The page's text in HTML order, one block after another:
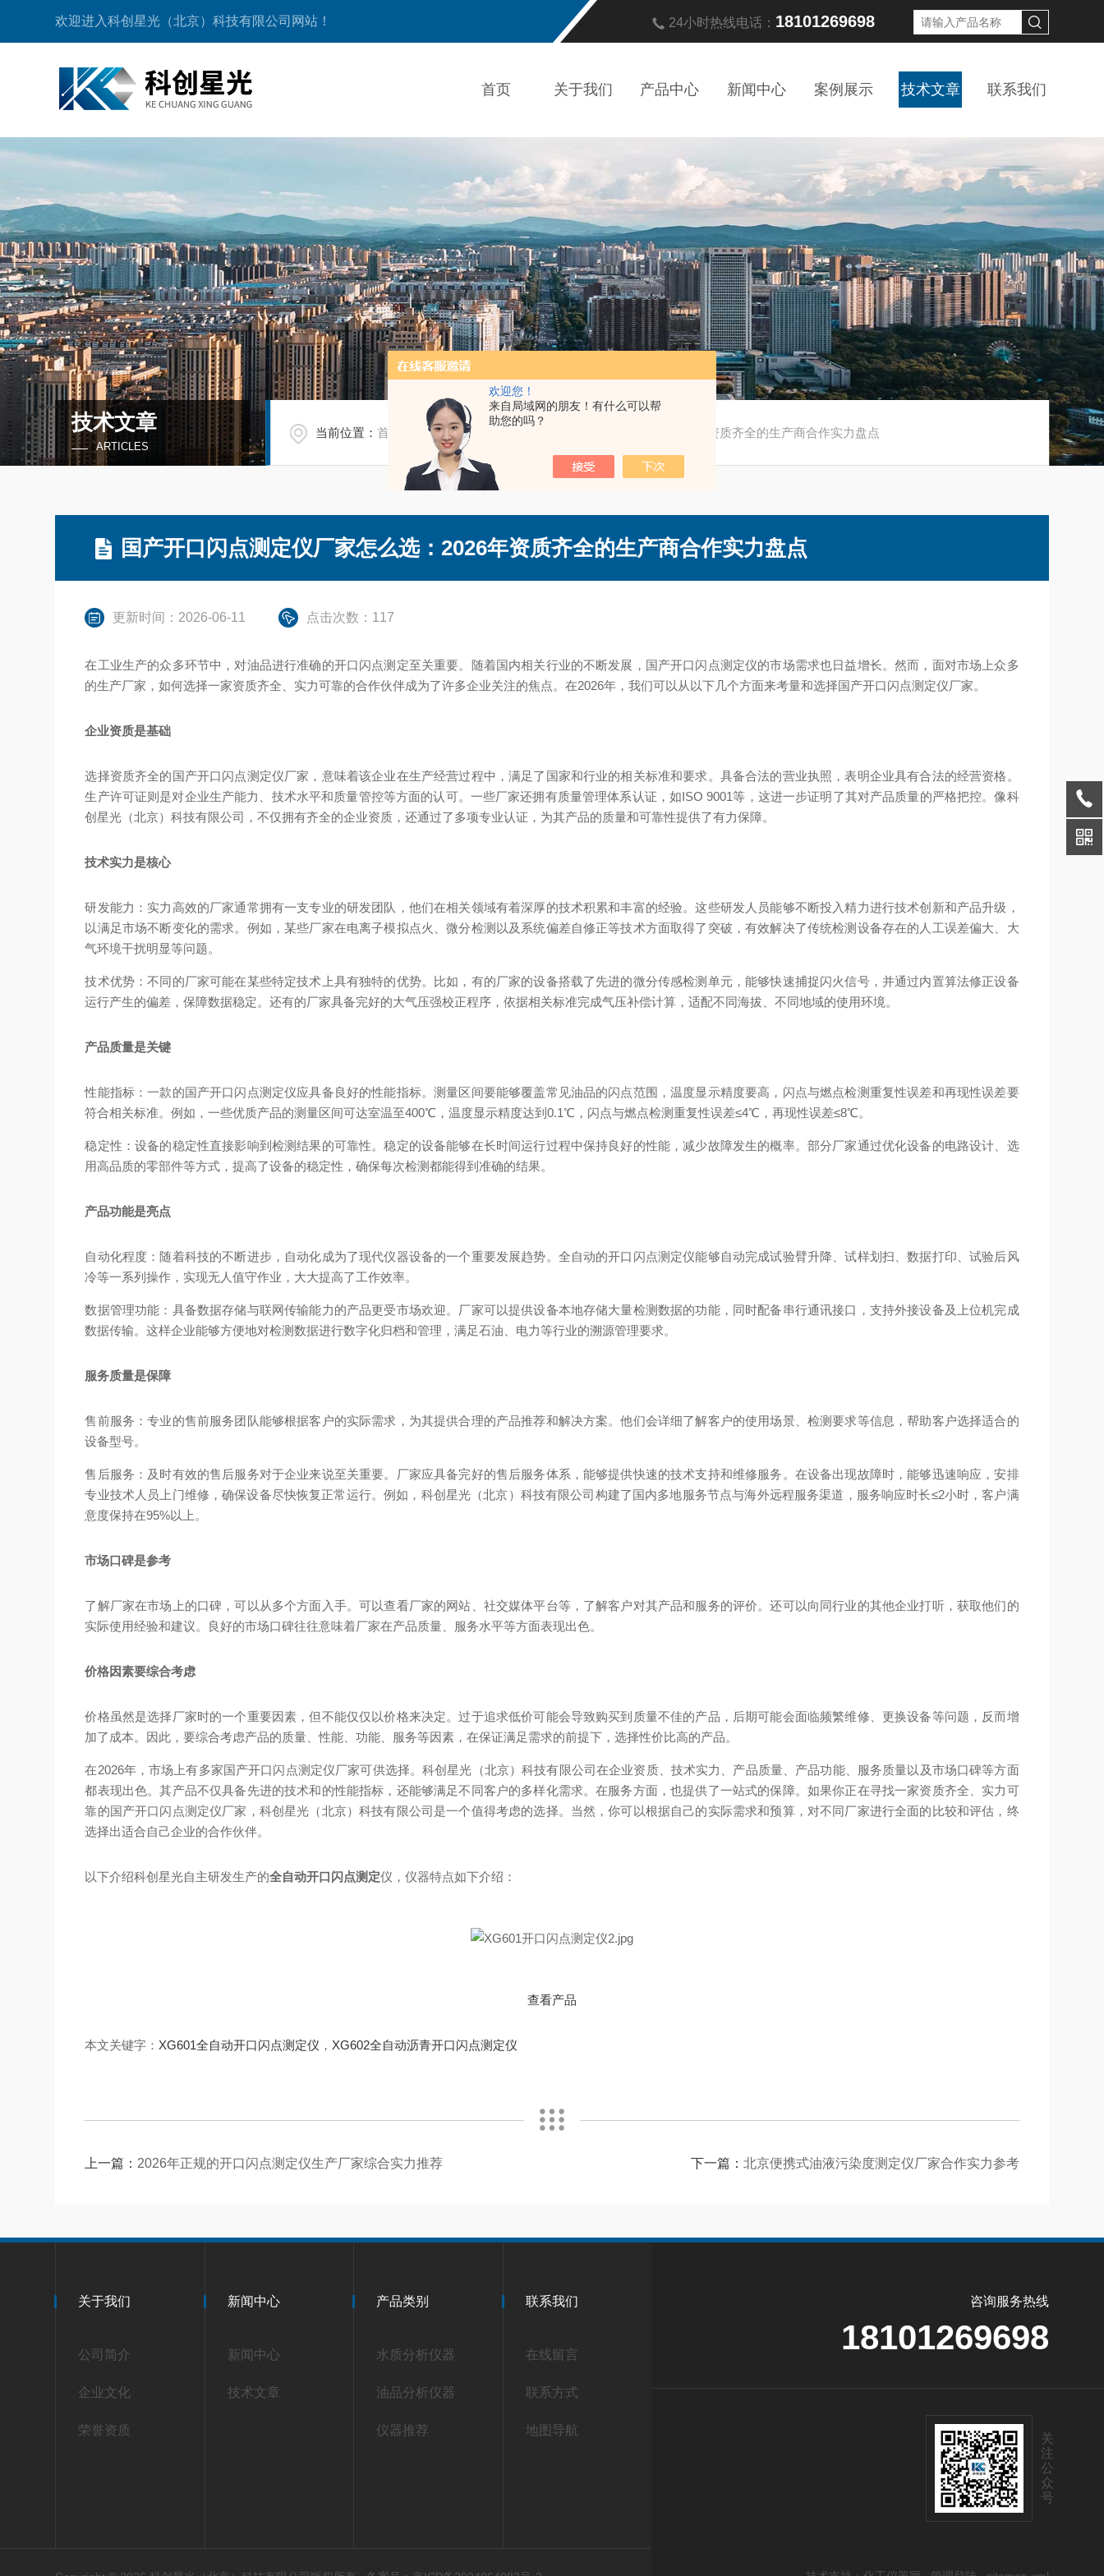
欢迎您！
来自局域网的朋友！有什么可以帮
助您的吗？
欢迎进入科创星光（北京）科技有限公司网站！ 24小时热线电话： 18101269698
首页 关于我们 产品中心 新闻中心 案例展示 技术文章 联系我们
技术文章
ARTICLES
当前位置：首页 技术文章/ 国产开口闪点测定仪厂家怎么选：2026年资质齐全的生产商合作实力盘点
国产开口闪点测定仪厂家怎么选：2026年资质齐全的生产商合作实力盘点
更新时间：2026-06-11 点击次数：117
在工业生产的众多环节中，对油品进行准确的开口闪点测定至关重要。随着国内相关行业的不断发展，国产开口闪点测定仪的市场需求也日益增长。然而，面对市场上众多
的生产厂家，如何选择一家资质齐全、实力可靠的合作伙伴成为了许多企业关注的焦点。在2026年，我们可以从以下几个方面来考量和选择国产开口闪点测定仪厂家。
企业资质是基础
选择资质齐全的国产开口闪点测定仪厂家，意味着该企业在生产经营过程中，满足了国家和行业的相关标准和要求。具备合法的营业执照，表明企业具有合法的经营资格。
生产许可证则是对企业生产能力、技术水平和质量管控等方面的认可。一些厂家还拥有质量管理体系认证，如ISO 9001等，这进一步证明了其对产品质量的严格把控。像科
创星光（北京）科技有限公司，不仅拥有齐全的企业资质，还通过了多项专业认证，为其产品的质量和可靠性提供了有力保障。
技术实力是核心
研发能力：实力高效的厂家通常拥有一支专业的研发团队，他们在相关领域有着深厚的技术积累和丰富的经验。这些研发人员能够不断投入精力进行技术创新和产品升级，
以满足市场不断变化的需求。例如，某些厂家在电离子模拟点火、微分检测以及系统偏差自修正等技术方面取得了突破，有效解决了传统检测设备存在的人工误差偏大、大
气环境干扰明显等问题。
技术优势：不同的厂家可能在某些特定技术上具有独特的优势。比如，有的厂家的设备搭载了先进的微分传感检测单元，能够快速捕捉闪火信号，并通过内置算法修正设备
运行产生的偏差，保障数据稳定。还有的厂家具备完好的大气压强校正程序，依据相关标准完成气压补偿计算，适配不同海拔、不同地域的使用环境。
产品质量是关键
性能指标：一款的国产开口闪点测定仪应具备良好的性能指标。测量区间要能够覆盖常见油品的闪点范围，温度显示精度要高，闪点与燃点检测重复性误差和再现性误差要
符合相关标准。例如，一些优质产品的测量区间可达室温至400℃，温度显示精度达到0.1℃，闪点与燃点检测重复性误差≤4℃，再现性误差≤8℃。
稳定性：设备的稳定性直接影响到检测结果的可靠性。稳定的设备能够在长时间运行过程中保持良好的性能，减少故障发生的概率。部分厂家通过优化设备的电路设计、选
用高品质的零部件等方式，提高了设备的稳定性，确保每次检测都能得到准确的结果。
产品功能是亮点
自动化程度：随着科技的不断进步，自动化成为了现代仪器设备的一个重要发展趋势。全自动的开口闪点测定仪能够自动完成试验臂升降、试样划扫、数据打印、试验后风
冷等一系列操作，实现无人值守作业，大大提高了工作效率。
数据管理功能：具备数据存储与联网传输能力的产品更受市场欢迎。厂家可以提供设备本地存储大量检测数据的功能，同时配备串行通讯接口，支持外接设备及上位机完成
数据传输。这样企业能够方便地对检测数据进行数字化归档和管理，满足石油、电力等行业的溯源管理要求。
服务质量是保障
售前服务：专业的售前服务团队能够根据客户的实际需求，为其提供合理的产品推荐和解决方案。他们会详细了解客户的使用场景、检测要求等信息，帮助客户选择适合的
设备型号。
售后服务：及时有效的售后服务对于企业来说至关重要。厂家应具备完好的售后服务体系，能够提供快速的技术支持和维修服务。在设备出现故障时，能够迅速响应，安排
专业技术人员上门维修，确保设备尽快恢复正常运行。例如，科创星光（北京）科技有限公司构建了国内多地服务节点与海外远程服务渠道，服务响应时长≤2小时，客户满
意度保持在95%以上。
市场口碑是参考
了解厂家在市场上的口碑，可以从多个方面入手。可以查看厂家的网站、社交媒体平台等，了解客户对其产品和服务的评价。还可以向同行业的其他企业打听，获取他们的
实际使用经验和建议。良好的市场口碑往往意味着厂家在产品质量、服务水平等方面表现出色。
价格因素要综合考虑
价格虽然是选择厂家时的一个重要因素，但不能仅仅以价格来决定。过于追求低价可能会导致购买到质量不佳的产品，后期可能会面临频繁维修、更换设备等问题，反而增
加了成本。因此，要综合考虑产品的质量、性能、功能、服务等因素，在保证满足需求的前提下，选择性价比高的产品。
在2026年，市场上有多家国产开口闪点测定仪厂家可供选择。科创星光（北京）科技有限公司在企业资质、技术实力、产品质量、产品功能、服务质量以及市场口碑等方面
都表现出色。其产品不仅具备先进的技术和的性能指标，还能够满足不同客户的多样化需求。在服务方面，也提供了一站式的保障。如果你正在寻找一家资质齐全、实力可
靠的国产开口闪点测定仪厂家，科创星光（北京）科技有限公司是一个值得考虑的选择。当然，你可以根据自己的实际需求和预算，对不同厂家进行全面的比较和评估，终
选择出适合自己企业的合作伙伴。
以下介绍科创星光自主研发生产的全自动开口闪点测定仪，仪器特点如下介绍：
查看产品
本文关键字： XG601全自动开口闪点测定仪 ， XG602全自动沥青开口闪点测定仪
上一篇： 2026年正规的开口闪点测定仪生产厂家综合实力推荐 下一篇： 北京便携式油液污染度测定仪厂家合作实力参考
关于我们
公司简介
企业文化
荣誉资质
新闻中心
新闻中心
技术文章
产品类别
水质分析仪器
油品分析仪器
仪器推荐
联系我们
在线留言
联系方式
地图导航
咨询服务热线
18101269698
关
注
公
众
号